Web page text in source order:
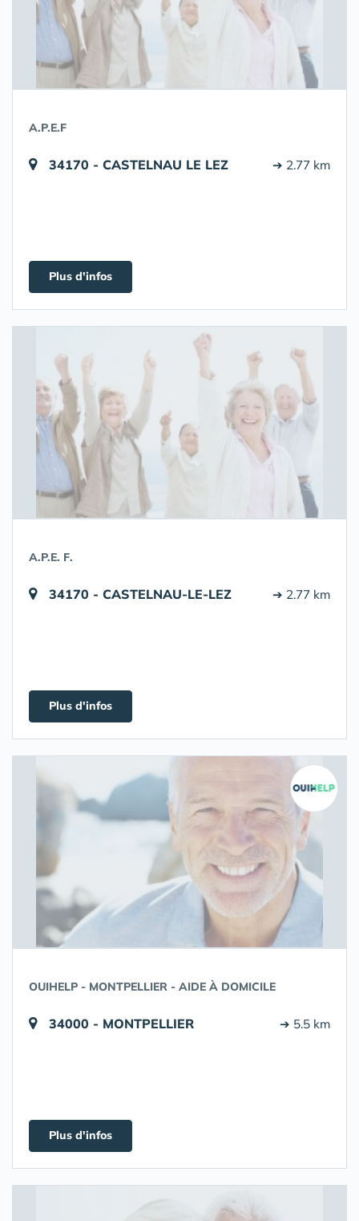
A.P.E.F
34170 - CASTELNAU LE LEZ ➔ 2.77 km
Plus d'infos
A.P.E. F.
34170 - CASTELNAU-LE-LEZ ➔ 2.77 km
Plus d'infos
OUIHELP - MONTPELLIER - AIDE À DOMICILE
34000 - MONTPELLIER ➔ 5.5 km
Plus d'infos